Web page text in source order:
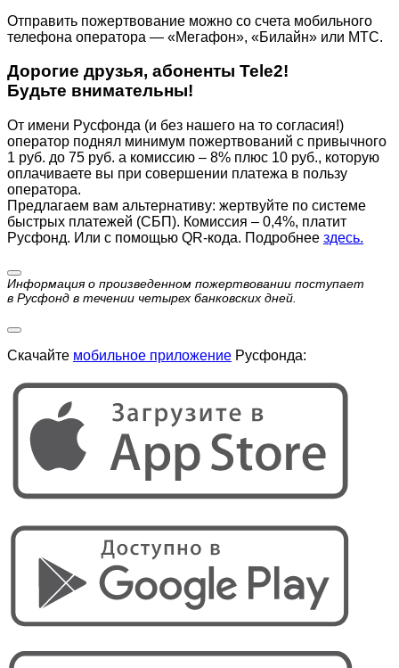
Отправить пожертвование можно со счета мобильного
телефона оператора — «Мегафон», «Билайн» или МТС.
Дорогие друзья, абоненты Tele2!
Будьте внимательны!
От имени Русфонда (и без нашего на то согласия!)
оператор поднял минимум пожертвований с привычного
1 руб. до 75 руб. а комиссию – 8% плюс 10 руб., которую
оплачиваете вы при совершении платежа в пользу
оператора.
Предлагаем вам альтернативу: жертвуйте по cистеме
быстрых платежей (СБП). Комиссия – 0,4%, платит
Русфонд. Или с помощью QR-кода. Подробнее здесь.
Информация о произведенном пожертвовании поступает
в Русфонд в течении четырех банковских дней.
Скачайте мобильное приложение Русфонда: